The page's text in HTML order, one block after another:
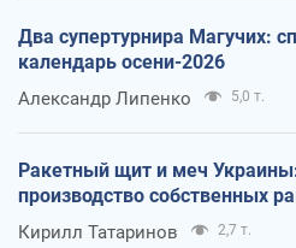
Два супертурнира Магучих:
календарь осени-2026
Александр Липенко 5,0 т.
Ракетный щит и меч
производство собственных
Кирилл Татаринов 2,7 т.